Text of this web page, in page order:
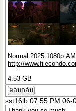
http://
4.53 GB
ตอบกลับ
sst16lb 07:55 PM 06-